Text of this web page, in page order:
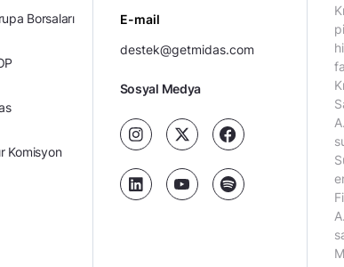
Borsaları
Komisyon
E-mail
destek@getmidas.com
Sosyal Medya